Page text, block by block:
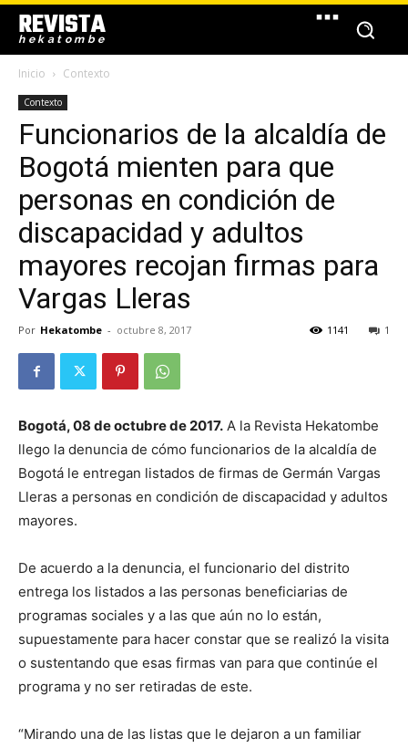
REVISTA
hekatombe
Inicio Contexto
Contexto
Funcionarios de la alcaldía de
Bogotá mienten para que
personas en condición de
discapacidad y adultos
mayores recojan firmas para
Vargas Lleras
Por Hekatombe - octubre 8, 2017 1
1141
Bogotá, 08 de octubre de 2017. A la Revista Hekatombe
llego la denuncia de cómo funcionarios de la alcaldía de
Bogotá le entregan listados de firmas de Germán Vargas
Lleras a personas en condición de discapacidad y adultos
mayores.
De acuerdo a la denuncia, el funcionario del distrito
entrega los listados a las personas beneficiarias de
programas sociales y a las que aún no lo están,
supuestamente para hacer constar que se realizó la visita
o sustentando que esas firmas van para que continúe el
programa y no ser retiradas de este.
“Mirando una de las listas que le dejaron a un familiar